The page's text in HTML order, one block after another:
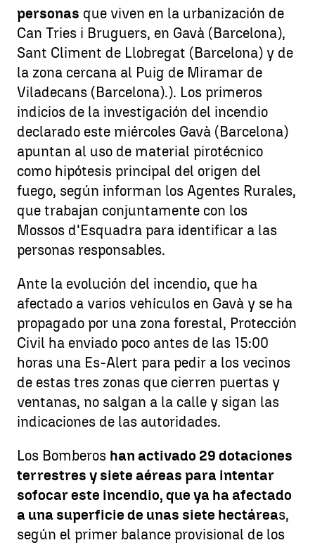
personas que viven en la urbanización de
Can Tries i Bruguers, en Gavà (Barcelona),
Sant Climent de Llobregat (Barcelona) y de
la zona cercana al Puig de Miramar de
Viladecans (Barcelona).). Los primeros
indicios de la investigación del incendio
declarado este miércoles Gavà (Barcelona)
apuntan al uso de material pirotécnico
como hipótesis principal del origen del
fuego, según informan los Agentes Rurales,
que trabajan conjuntamente con los
Mossos d'Esquadra para identificar a las
personas responsables.
Ante la evolución del incendio, que ha
afectado a varios vehículos en Gavà y se ha
propagado por una zona forestal, Protección
Civil ha enviado poco antes de las 15:00
horas una Es-Alert para pedir a los vecinos
de estas tres zonas que cierren puertas y
ventanas, no salgan a la calle y sigan las
indicaciones de las autoridades.
Los Bomberos han activado 29 dotaciones
terrestres y siete aéreas para intentar
sofocar este incendio, que ya ha afectado
a una superficie de unas siete hectáreas,
según el primer balance provisional de los